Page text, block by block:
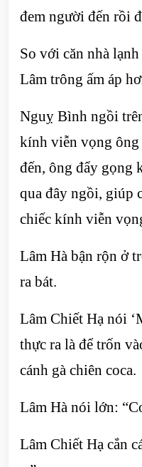
đem người đến rồi
So với căn nhà
Lâm trông ấm áp
Nguỵ Bình ngồi
kính viễn vọng
đến, ông đẩy gọng
qua đây ngồi, giúp
chiếc kính viễn
Lâm Hà bận rộn ở
ra bát.
Lâm Chiết Hạ nói
thực ra là để trốn
cánh gà chiên coca.
Lâm Hà nói lớn:
Lâm Chiết Hạ cắn